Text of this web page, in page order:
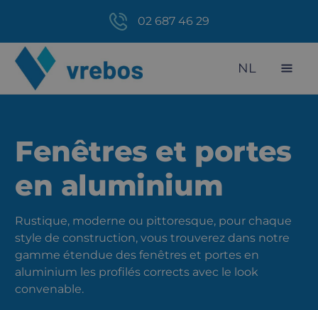
02 687 46 29
NL
Fenêtres et portes
en aluminium
Rustique, moderne ou pittoresque, pour chaque
style de construction, vous trouverez dans notre
gamme étendue des fenêtres et portes en
aluminium les profilés corrects avec le look
convenable.